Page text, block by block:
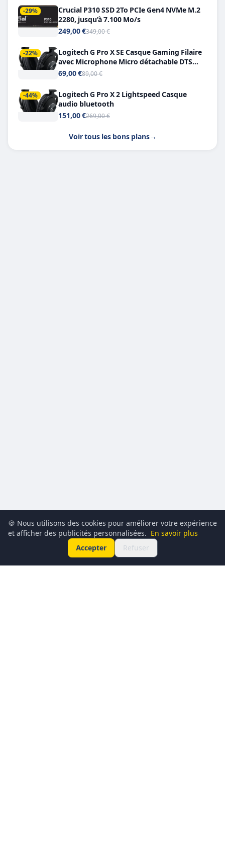
-29%
Crucial P310 SSD 2To PCIe Gen4 NVMe M.2
2280, jusqu’à 7.100 Mo/s
249,00 €349,00 €
-22%
Logitech G Pro X SE Casque Gaming Filaire
avec Microphone Micro détachable DTS
Headphone X 7.1
69,00 €89,00 €
-44%
Logitech G Pro X 2 Lightspeed Casque
audio bluetooth
151,00 €269,00 €
Voir tous les bons plans→
🍪 Nous utilisons des cookies pour améliorer votre expérience
et afficher des publicités personnalisées. En savoir plus
Accepter
Refuser